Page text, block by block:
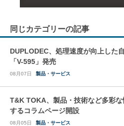
同じカテゴリーの記事
DUPLODEC、処理速度が向上した
「V-595」発売
08月07日 製品・サービス
T&K TOKA、製品・技術など多彩
するコラムページ開設
08月05日 製品・サービス